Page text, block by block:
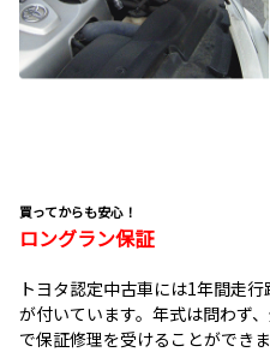
買ってからも安心！
ロングラン保証
トヨタ認定中古車には1年間走
が付いています。年式は問わず
で保証修理を受けることができま